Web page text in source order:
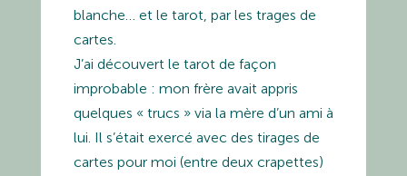
blanche… et le tarot, par les trages de
cartes.
J’ai découvert le tarot de façon
improbable : mon frère avait appris
quelques « trucs » via la mère d’un ami à
lui. Il s’était exercé avec des tirages de
cartes pour moi (entre deux crapettes)